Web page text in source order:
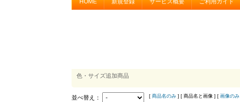
HOME 新規登録 サービス概要 ご利用ガイド
色・サイズ追加商品
並べ替え： [ 商品名のみ ] [ 商品名と画像 ] [ 画像のみ